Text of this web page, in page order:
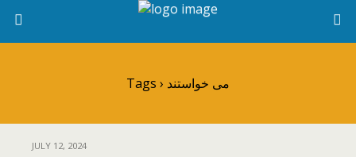
Tags › می خواستند
JULY 12, 2024